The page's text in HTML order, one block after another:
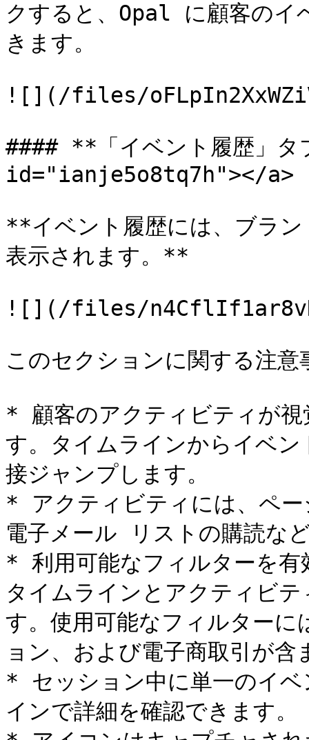
クすると、Opal に顧客のイ
きます。
![](/files/
#### **「イベント履歴
id="ianje5o8tq7h"></a>
**イベント履歴には、ブラ
表示されます。**
![](/files/
このセクションに関する注
* 顧客のアクティビティが視
す。タイムラインからイベ
接ジャンプします。
* アクティビティには、ペー
電子メール リストの購読な
* 利用可能なフィルターを有
タイムラインとアクティビ
す。使用可能なフィルター
ョン、および電子商取引が含
* セッション中に単一のイ
インで詳細を確認できます。